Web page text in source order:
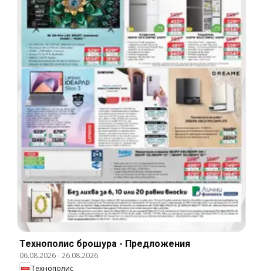
Технополис брошура - Предложения
06.08.2026-26.08.2026
Технополис